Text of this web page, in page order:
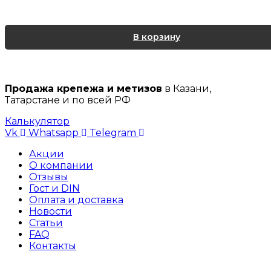
В корзину
Продажа крепежа и метизов в Казани,
Татарстане и по всей РФ
Калькулятор
Vk
Whatsapp
Telegram
Акции
О компании
Отзывы
Гост и DIN
Оплата и доставка
Новости
Статьи
FAQ
Контакты